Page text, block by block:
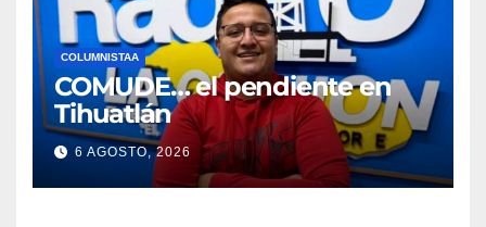
COLUMNISTAA
COMUDE… el pendiente en
Tihuatlán
6 AGOSTO, 2026